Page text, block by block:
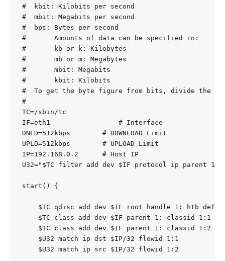
#  kbit: Kilobits per second
#  mbit: Megabits per second
#  bps: Bytes per second
#       Amounts of data can be specified in:
#       kb or k: Kilobytes
#       mb or m: Megabytes
#       mbit: Megabits
#       kbit: Kilobits
#  To get the byte figure from bits, divide the
#
TC=/sbin/tc
IF=eth1                 # Interface
DNLD=512kbps        # DOWNLOAD Limit
UPLD=512kbps        # UPLOAD Limit
IP=192.168.0.2      # Host IP
U32="$TC filter add dev $IF protocol ip parent
start() {
$TC qdisc add dev $IF root handle 1: htb
$TC class add dev $IF parent 1: classid 1:1
$TC class add dev $IF parent 1: classid 1:2
    $U32 match ip dst $IP/32 flowid 1:1
    $U32 match ip src $IP/32 flowid 1:2